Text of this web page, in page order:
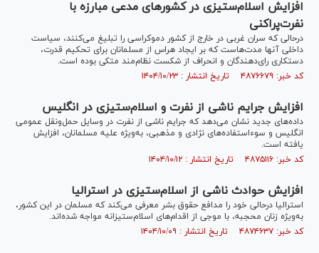
افزایش اسلام‌ستیزی در کشور‌های مدعی مبارزه با
نفرت‌پراکنی
درحالی که سران غربی در خارج از کشور دموکراسی را تبلیغ می‌کنند، سیاست
داخلی آنها مدت‌هاست که بر ایجاد هراس از مسلمانان برای تحکیم قدرت،
دستکاری رای‌دهندگان و انحراف از شکست نظام‌مند متکی بوده است.
کد خبر: ۴۸۷۶۶۷۹ تاریخ انتشار : ۱۴۰۴/۱۰/۲۳
افزایش جرایم ناشی از نفرت و اسلام‌ستیزی در انگلیس
داده‌های جدید نشان می‌دهد که جرایم ناشی از نفرت در وسایل حمل‌ونقل عمومی
انگلیس و سوءاستفاده‌های نژادی و مذهبی، به‌ویژه علیه مسلمانان، افزایش
یافته است.
کد خبر: ۴۸۷۵۱۱۶ تاریخ انتشار : ۱۴۰۴/۱۰/۱۲
افزایش حوادث ناشی از اسلام‌ستیزی در استرالیا
استرالیا درحالی خود را مدافع حقوق بشر معرفی می‌کند که مسلمان در این کشور،
به‌ویژه زنان محجبه، با موجی از اقدام‌های اسلام‌ستیزانه مواجه شده‌اند.
کد خبر: ۴۸۷۴۶۳۷ تاریخ انتشار : ۱۴۰۴/۱۰/۰۹